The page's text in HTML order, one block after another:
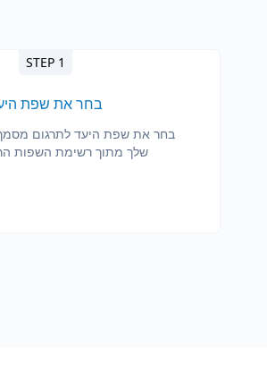
STEP 1
בחר את שפת
שלך מתוך רשימת השפות